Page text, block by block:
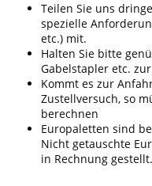
Teilen Sie uns
spezielle
etc.) mit.
Halten Sie bitte
Gabelstapler etc.
Kommt es zur
Zustellversuch, so
berechnen
Europaletten sind
Nicht getauschte
in Rechnung gestellt.